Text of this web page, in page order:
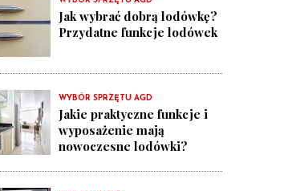
Jak wybrać dobrą lodówkę?
Przydatne funkcje lodówek
WYBÓR SPRZĘTU AGD
Jakie praktyczne funkcje i
wyposażenie mają
nowoczesne lodówki?